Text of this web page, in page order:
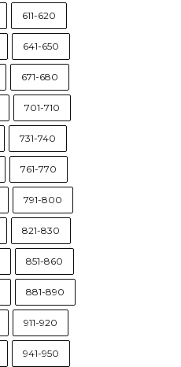
611-620
641-650
671-680
701-710
731-740
761-770
791-800
821-830
851-860
881-890
911-920
941-950